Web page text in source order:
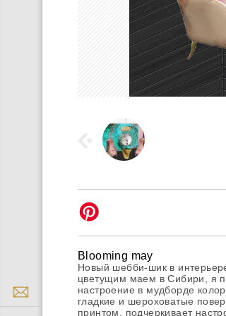
Blooming may
Новый шебби-шик в
цветущим маем в Сибири, я
настроение в мудборде
гладкие и шероховатые
принтом, подчеркивает